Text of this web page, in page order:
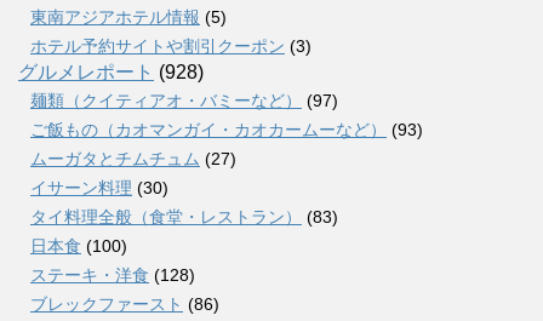
東南アジアホテル情報 (5)
ホテル予約サイトや割引クーポン (3)
グルメレポート (928)
麺類（クイティアオ・バミーなど）
(97)
ご飯もの（カオマンガイ・カオカームーなど）
(93)
ムーガタとチムチュム (27)
イサーン料理 (30)
タイ料理全般（食堂・レストラン）
(83)
日本食 (100)
ステーキ・洋食 (128)
ブレックファースト (86)